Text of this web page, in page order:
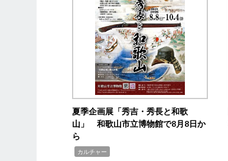
夏季企画展「秀吉・秀長と和歌
山」 和歌山市立博物館で8月8日か
ら
カルチャー